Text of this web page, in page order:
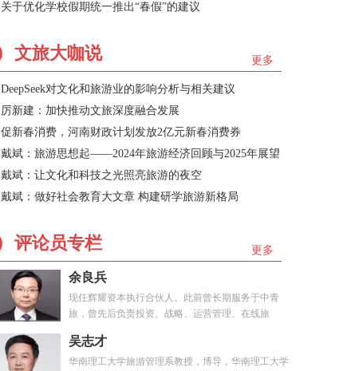
关于优化学校假期统一推出“春假”的建议
更多
文旅大咖说
DeepSeek对文化和旅游业的影响分析与相关建议
厉新建：加快推动文旅深度融合发展
促新春消费，河南财政计划发放2亿元新春消费券
戴斌：旅游思想起——2024年旅游经济回顾与2025年展望
戴斌：让文化和科技之光照亮旅游的夜空
戴斌：做好社会教育大文章 构建研学旅游新格局
更多
评论员专栏
余良兵
现任辉耀资本执行合伙人。此前曾长期服务于中青
旅，曾先后负责投资、战略、运营管理、在线旅
吴志才
华南理工大学旅游管理系教授，博导，华南理工大学